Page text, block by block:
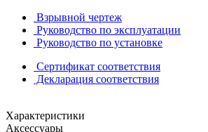
Взрывной чертеж
Руководство по эксплуатации
Руководство по установке
Сертификат соответствия
Декларация соответствия
Характеристики
Аксессуары